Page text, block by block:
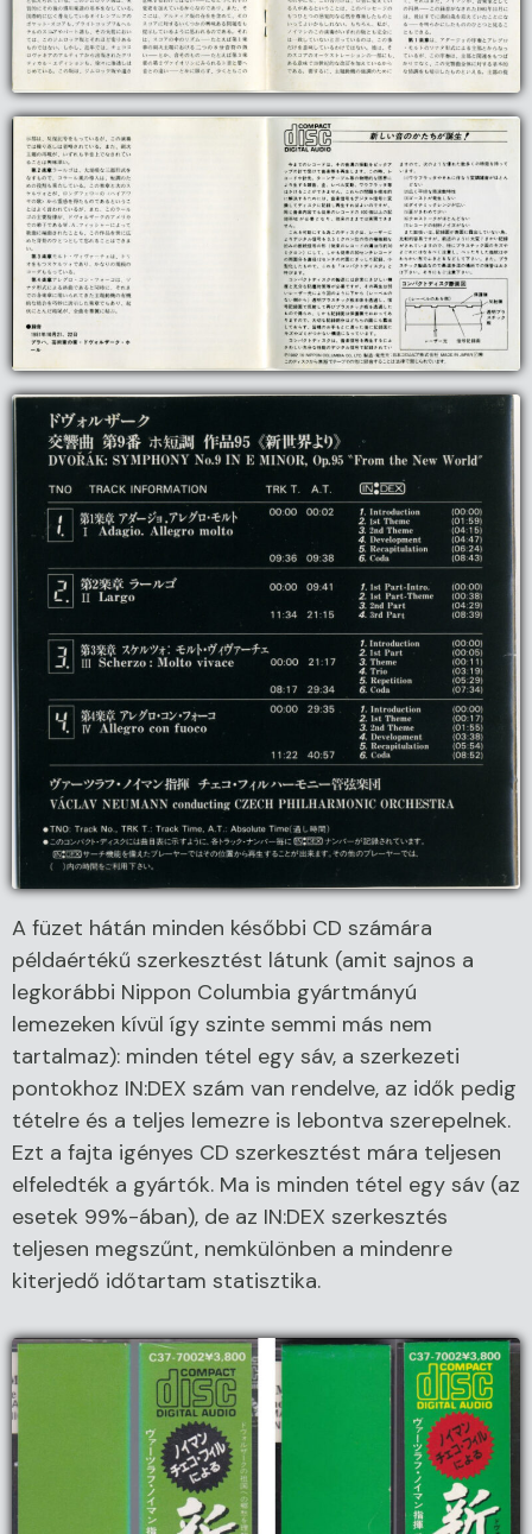
A füzet hátán minden későbbi CD számára
példaértékű szerkesztést látunk (amit sajnos a
legkorábbi Nippon Columbia gyártmányú
lemezeken kívül így szinte semmi más nem
tartalmaz): minden tétel egy sáv, a szerkezeti
pontokhoz IN:DEX szám van rendelve, az idők pedig
tételre és a teljes lemezre is lebontva szerepelnek.
Ezt a fajta igényes CD szerkesztést mára teljesen
elfeledték a gyártók. Ma is minden tétel egy sáv (az
esetek 99%-ában), de az IN:DEX szerkesztés
teljesen megszűnt, nemkülönben a mindenre
kiterjedő időtartam statisztika.